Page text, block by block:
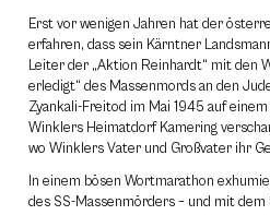
Erst vor wenigen Jahren hat der
erfahren, dass sein Kärntner
Leiter der „Aktion Reinhardt“ mit den
erledigt“ des Massenmords an den
Zyankali-Freitod im Mai 1945 auf
Winklers Heimatdorf Kamering
wo Winklers Vater und Großvater ihr
In einem bösen Wortmarathon
des SS-Massenmörders – und mit